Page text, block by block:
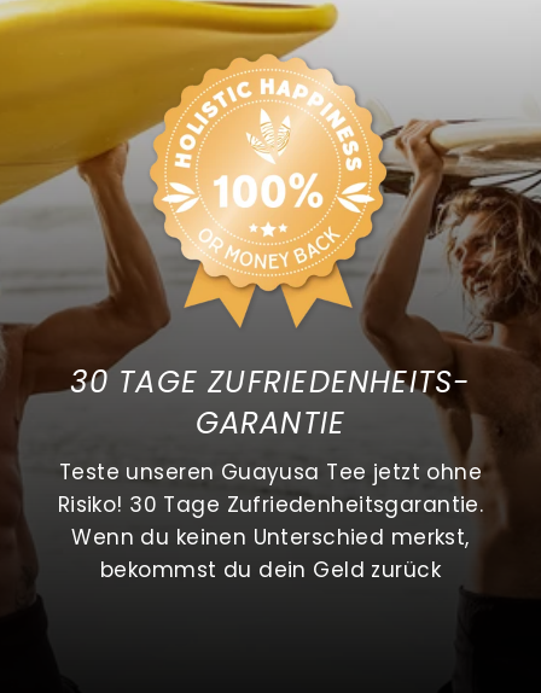
30 TAGE ZUFRIEDENHEITS-
GARANTIE
Teste unseren Guayusa Tee jetzt ohne
Risiko! 30 Tage Zufriedenheitsgarantie.
Wenn du keinen Unterschied merkst,
bekommst du dein Geld zurück